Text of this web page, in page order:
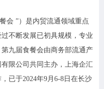
会 ”）是内贸流通领域重点
不断发展已初具规模，专业
九届食餐会由商务部流通产
限公司共同主办，上海企汇
已于2024年9月6-8日在长沙